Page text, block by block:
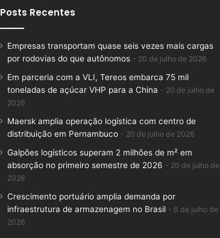
Posts Recentes
Empresas transportam quase seis vezes mais cargas
por rodovias do que autônomos
20 de julho de 2026
Em parceria com a VLI, Tereos embarca 75 mil
toneladas de açúcar VHP para a China
20 de julho de
2026
Maersk amplia operação logística com centro de
distribuição em Pernambuco
20 de julho de 2026
Galpões logísticos superam 2 milhões de m² em
absorção no primeiro semestre de 2026
20 de julho de
2026
Crescimento portuário amplia demanda por
infraestrutura de armazenagem no Brasil
6 de julho de
2026